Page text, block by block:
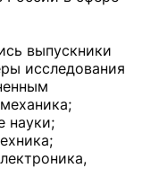
выпускники
исследования
науки;